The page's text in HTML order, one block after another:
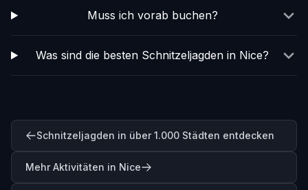
Muss ich vorab buchen?
Was sind die besten Schnitzeljagden in Nice?
Schnitzeljagden in über 1.000 Städten entdecken
Mehr Aktivitäten in Nice